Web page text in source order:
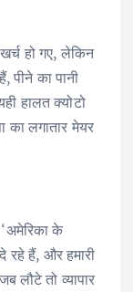
हो गए, लेकिन
पीने का पानी
हालत क्योटो
का लगातार मेयर
के
रहे हैं, और हमारी
लौटे तो व्यापार